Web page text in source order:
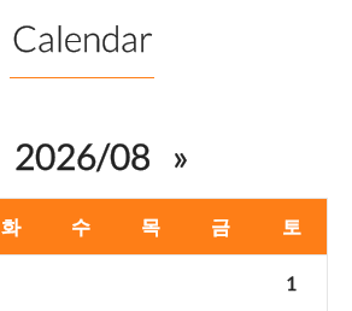
Calendar
2026/08 »
화 수 목 금 토
1